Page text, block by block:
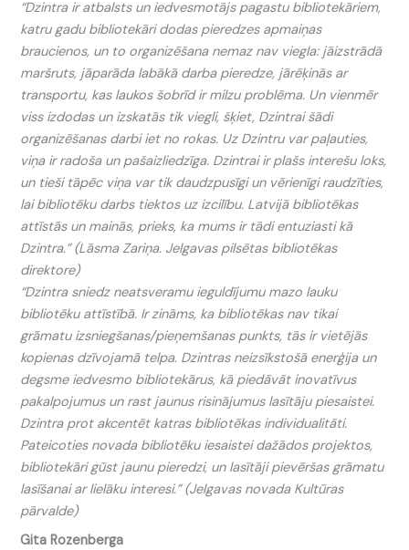
“Dzintra ir atbalsts un iedvesmotājs pagastu bibliotekāriem,
katru gadu bibliotekāri dodas pieredzes apmaiņas
braucienos, un to organizēšana nemaz nav viegla: jāizstrādā
maršruts, jāparāda labākā darba pieredze, jārēķinās ar
transportu, kas laukos šobrīd ir milzu problēma. Un vienmēr
viss izdodas un izskatās tik viegli, šķiet, Dzintrai šādi
organizēšanas darbi iet no rokas. Uz Dzintru var paļauties,
viņa ir radoša un pašaizliedzīga. Dzintrai ir plašs interešu loks,
un tieši tāpēc viņa var tik daudzpusīgi un vērienīgi raudzīties,
lai bibliotēku darbs tiektos uz izcilību. Latvijā bibliotēkas
attīstās un mainās, prieks, ka mums ir tādi entuziasti kā
Dzintra.” (Lāsma Zariņa. Jelgavas pilsētas bibliotēkas
direktore)
“Dzintra sniedz neatsveramu ieguldījumu mazo lauku
bibliotēku attīstībā. Ir zināms, ka bibliotēkas nav tikai
grāmatu izsniegšanas/pieņemšanas punkts, tās ir vietējās
kopienas dzīvojamā telpa. Dzintras neizsīkstošā enerģija un
degsme iedvesmo bibliotekārus, kā piedāvāt inovatīvus
pakalpojumus un rast jaunus risinājumus lasītāju piesaistei.
Dzintra prot akcentēt katras bibliotēkas individualitāti.
Pateicoties novada bibliotēku iesaistei dažādos projektos,
bibliotekāri gūst jaunu pieredzi, un lasītāji pievēršas grāmatu
lasīšanai ar lielāku interesi.” (Jelgavas novada Kultūras
pārvalde)
Gita Rozenberga